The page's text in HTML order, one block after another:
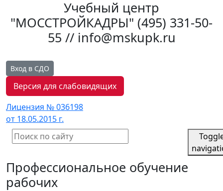
Учебный центр
"МОССТРОЙКАДРЫ" (495) 331-50-
55 // info@mskupk.ru
Вход в СДО
Версия для слабовидящих
Лицензия № 036198
от 18.05.2015 г.
Профессиональное обучение
рабочих